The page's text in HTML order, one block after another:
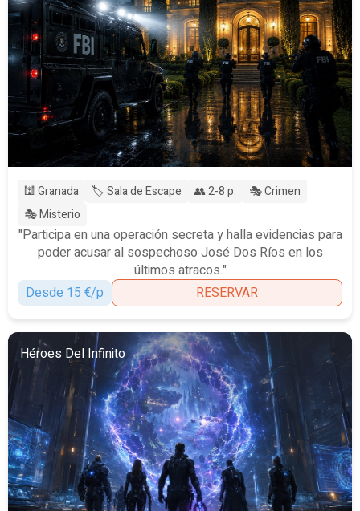
🕍 Granada 🏷️ Sala de Escape 👥 2-8 p.
🎭 Crimen
🎭 Misterio
"Participa en una operación secreta y halla evidencias para
poder acusar al sospechoso José Dos Ríos en los
últimos atracos."
Desde 15 €/p
RESERVAR
Héroes Del Infinito